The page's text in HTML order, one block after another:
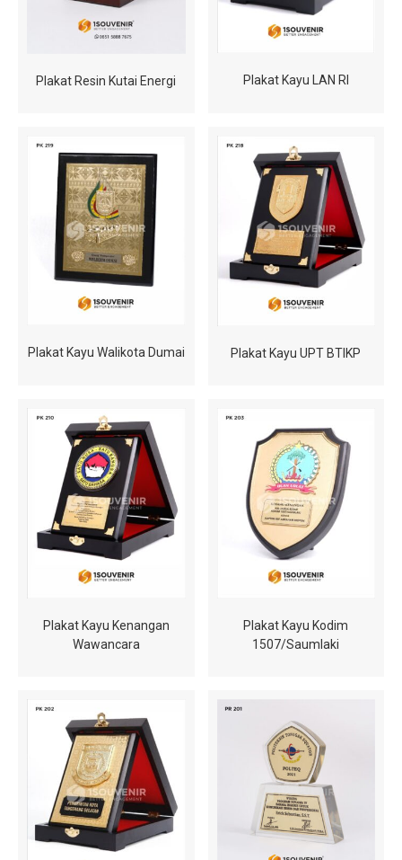
Plakat Resin Kutai Energi Plakat Kayu LAN RI
Plakat Kayu Walikota Dumai Plakat Kayu UPT BTIKP
Plakat Kayu Kenangan
Wawancara
Plakat Kayu Kodim
1507/Saumlaki